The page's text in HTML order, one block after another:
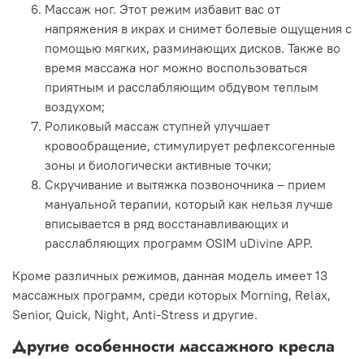
Массаж ног. Этот режим избавит вас от
напряжения в икрах и снимет болевые ощущения с
помощью мягких, разминающих дисков. Также во
время массажа ног можно воспользоваться
приятным и расслабляющим обдувом теплым
воздухом;
Роликовый массаж ступней улучшает
кровообращение, стимулирует рефлексогенные
зоны и биологически активные точки;
Скручивание и вытяжка позвоночника – прием
мануальной терапии, который как нельзя лучше
вписывается в ряд восстанавливающих и
расслабляющих программ OSIM uDivine APP.
Кроме различных режимов, данная модель имеет 13
массажных программ, среди которых Morning, Relax,
Senior, Quick, Night, Anti-Stress и другие.
Другие особенности массажного кресла